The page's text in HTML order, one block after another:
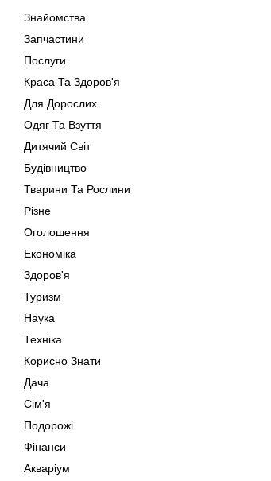
Знайомства
Запчастини
Послуги
Краса Та Здоров'я
Для Дорослих
Одяг Та Взуття
Дитячий Світ
Будівництво
Тварини Та Рослини
Різне
Оголошення
Економіка
Здоров'я
Туризм
Наука
Техніка
Корисно Знати
Дача
Сім'я
Подорожі
Фінанси
Акваріум